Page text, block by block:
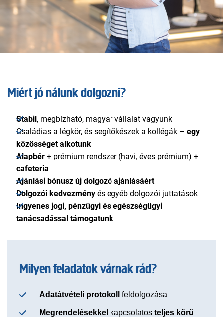
Miért jó nálunk dolgozni?
Stabil, megbízható, magyar vállalat vagyunk
Családias a légkör, és segítőkészek a kollégák – egy
közösséget alkotunk
Alapbér+ prémium rendszer (havi, éves prémium) +
cafeteria
Ajánlási bónusz új dolgozó ajánlásáért
Dolgozói kedvezményés egyéb dolgozói juttatások
Ingyenes jogi, pénzügyi és egészségügyi
tanácsadással támogatunk
Milyen feladatok várnak rád?
Adatátvételi protokoll feldolgozása
Megrendelésekkel kapcsolatos teljes körű